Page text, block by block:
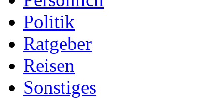
Politik
Ratgeber
Reisen
Sonstiges